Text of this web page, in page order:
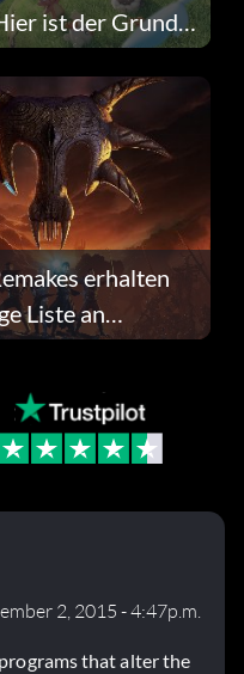
ist der Grund
erhalten
Liste an
2, 2015 - 4:47p.m.
that alter the